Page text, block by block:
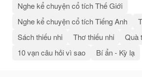
Nghe kể chuyện cổ tích Thế Giới
Nghe kể chuyện cổ tích Tiếng Anh
Sách thiếu nhi
Thơ thiếu nhi
Quà
10 vạn câu hỏi vì sao
Bí ẩn - Kỳ lạ